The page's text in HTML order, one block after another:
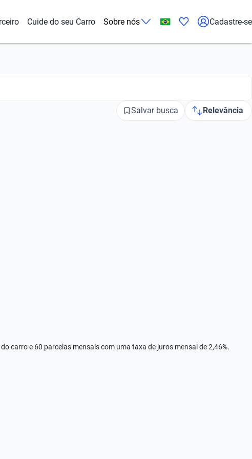
Cuide do seu Carro Sobre nós Cadastre-se
Salvar busca Relevância
carro e 60 parcelas mensais com uma taxa de juros mensal de 2,46%.